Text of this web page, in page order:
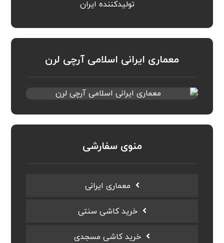
تولیدکننده ایران
معماری ایرانی اسلامی آرچی لرن
منوی سفارشی
معماری ایرانی
خرید کاشی سنتی
خرید کاشی مسجدی